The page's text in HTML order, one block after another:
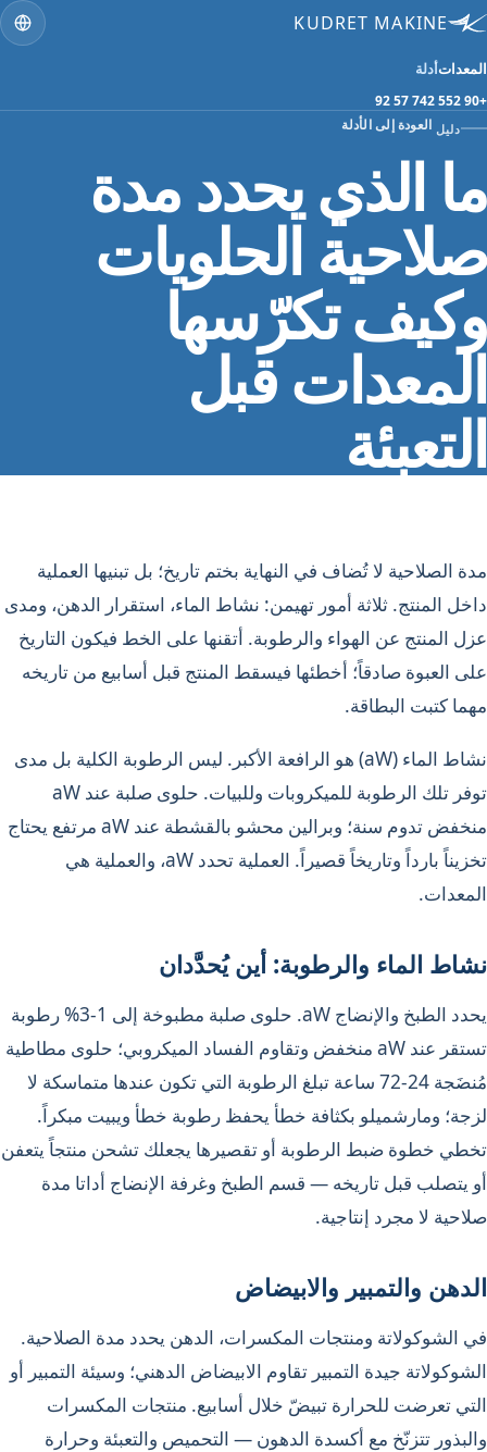
KUDRET MAKINE
المعداتأدلة
+90 552 742 57 92
دليل العودة إلى الأدلة
ما الذي يحدد مدة
صلاحية الحلويات
وكيف تكرّسها
المعدات قبل
التعبئة
مدة الصلاحية لا تُضاف في النهاية بختم تاريخ؛ بل تبنيها العملية
داخل المنتج. ثلاثة أمور تهيمن: نشاط الماء، استقرار الدهن، ومدى
عزل المنتج عن الهواء والرطوبة. أتقنها على الخط فيكون التاريخ
على العبوة صادقاً؛ أخطئها فيسقط المنتج قبل أسابيع من تاريخه
مهما كتبت البطاقة.
نشاط الماء (aW) هو الرافعة الأكبر. ليس الرطوبة الكلية بل مدى
توفر تلك الرطوبة للميكروبات وللبيات. حلوى صلبة عند aW
منخفض تدوم سنة؛ وبرالين محشو بالقشطة عند aW مرتفع يحتاج
تخزيناً بارداً وتاريخاً قصيراً. العملية تحدد aW، والعملية هي
المعدات.
نشاط الماء والرطوبة: أين يُحدَّدان
يحدد الطبخ والإنضاج aW. حلوى صلبة مطبوخة إلى 1-3% رطوبة
تستقر عند aW منخفض وتقاوم الفساد الميكروبي؛ حلوى مطاطية
مُنضَجة 24-72 ساعة تبلغ الرطوبة التي تكون عندها متماسكة لا
لزجة؛ ومارشميلو بكثافة خطأ يحفظ رطوبة خطأ ويبيت مبكراً.
تخطي خطوة ضبط الرطوبة أو تقصيرها يجعلك تشحن منتجاً يتعفن
أو يتصلب قبل تاريخه — قسم الطبخ وغرفة الإنضاج أداتا مدة
صلاحية لا مجرد إنتاجية.
الدهن والتمبير والابيضاض
في الشوكولاتة ومنتجات المكسرات، الدهن يحدد مدة الصلاحية.
الشوكولاتة جيدة التمبير تقاوم الابيضاض الدهني؛ وسيئة التمبير أو
التي تعرضت للحرارة تبيضّ خلال أسابيع. منتجات المكسرات
والبذور تتزنّخ مع أكسدة الدهون — التحميص والتعبئة وحرارة